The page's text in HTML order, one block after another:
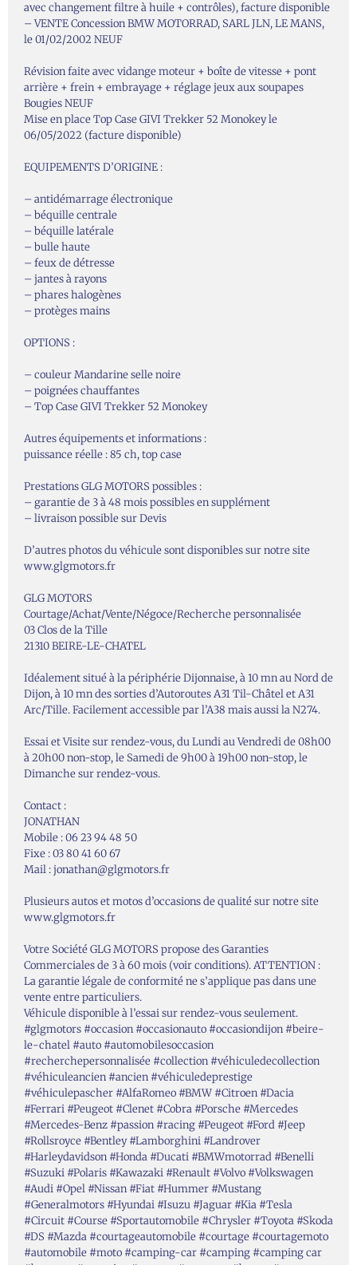
avec changement filtre à huile + contrôles), facture disponible
– VENTE Concession BMW MOTORRAD, SARL JLN, LE MANS,
le 01/02/2002 NEUF
Révision faite avec vidange moteur + boîte de vitesse + pont
arrière + frein + embrayage + réglage jeux aux soupapes
Bougies NEUF
Mise en place Top Case GIVI Trekker 52 Monokey le
06/05/2022 (facture disponible)
EQUIPEMENTS D’ORIGINE :
– antidémarrage électronique
– béquille centrale
– béquille latérale
– bulle haute
– feux de détresse
– jantes à rayons
– phares halogènes
– protèges mains
OPTIONS :
– couleur Mandarine selle noire
– poignées chauffantes
– Top Case GIVI Trekker 52 Monokey
Autres équipements et informations :
puissance réelle : 85 ch, top case
Prestations GLG MOTORS possibles :
– garantie de 3 à 48 mois possibles en supplément
– livraison possible sur Devis
D’autres photos du véhicule sont disponibles sur notre site
www.glgmotors.fr
GLG MOTORS
Courtage/Achat/Vente/Négoce/Recherche personnalisée
03 Clos de la Tille
21310 BEIRE-LE-CHATEL
Idéalement situé à la périphérie Dijonnaise, à 10 mn au Nord de
Dijon, à 10 mn des sorties d’Autoroutes A31 Til-Châtel et A31
Arc/Tille. Facilement accessible par l’A38 mais aussi la N274.
Essai et Visite sur rendez-vous, du Lundi au Vendredi de 08h00
à 20h00 non-stop, le Samedi de 9h00 à 19h00 non-stop, le
Dimanche sur rendez-vous.
Contact :
JONATHAN
Mobile : 06 23 94 48 50
Fixe : 03 80 41 60 67
Mail : jonathan@glgmotors.fr
Plusieurs autos et motos d’occasions de qualité sur notre site
www.glgmotors.fr
Votre Société GLG MOTORS propose des Garanties
Commerciales de 3 à 60 mois (voir conditions). ATTENTION :
La garantie légale de conformité ne s’applique pas dans une
vente entre particuliers.
Véhicule disponible à l’essai sur rendez-vous seulement.
#glgmotors #occasion #occasionauto #occasiondijon #beire-
le-chatel #auto #automobilesoccasion
#recherchepersonnalisée #collection #véhiculedecollection
#véhiculeancien #ancien #véhiculedeprestige
#véhiculepascher #AlfaRomeo #BMW #Citroen #Dacia
#Ferrari #Peugeot #Clenet #Cobra #Porsche #Mercedes
#Mercedes-Benz #passion #racing #Peugeot #Ford #Jeep
#Rollsroyce #Bentley #Lamborghini #Landrover
#Harleydavidson #Honda #Ducati #BMWmotorrad #Benelli
#Suzuki #Polaris #Kawazaki #Renault #Volvo #Volkswagen
#Audi #Opel #Nissan #Fiat #Hummer #Mustang
#Generalmotors #Hyundai #Isuzu #Jaguar #Kia #Tesla
#Circuit #Course #Sportautomobile #Chrysler #Toyota #Skoda
#DS #Mazda #courtageautomobile #courtage #courtagemoto
#automobile #moto #camping-car #camping #camping car